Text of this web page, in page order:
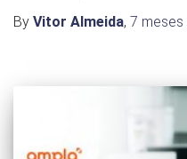
By Vitor Almeida, 7 meses